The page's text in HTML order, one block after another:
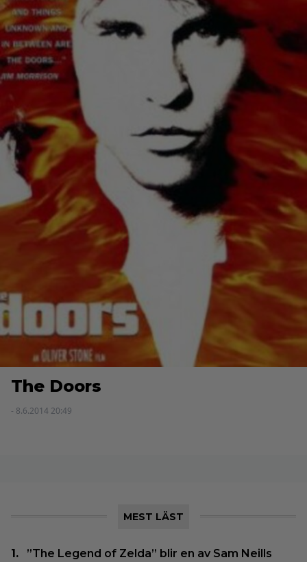
The Doors
- 8.6.2014 20:49
MEST LÄST
”The Legend of Zelda” blir en av Sam Neills